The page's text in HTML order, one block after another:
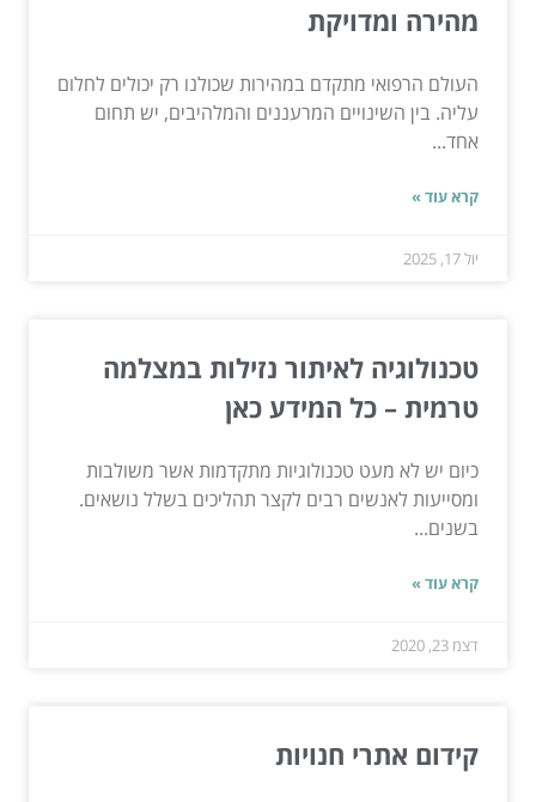
מהירה ומדויקת
העולם הרפואי מתקדם במהירות שכולנו רק יכולים לחלום
עליה. בין השינויים המרעננים והמלהיבים, יש תחום
אחד...
קרא עוד »
יול 17, 2025
טכנולוגיה לאיתור נזילות במצלמה
טרמית – כל המידע כאן
כיום יש לא מעט טכנולוגיות מתקדמות אשר משולבות
ומסייעות לאנשים רבים לקצר תהליכים בשלל נושאים.
בשנים...
קרא עוד »
דצמ 23, 2020
קידום אתרי חנויות